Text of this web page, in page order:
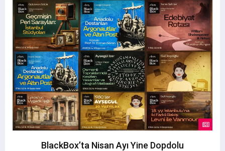
BlackBox’ta Nisan Ayı Yine Dopdolu